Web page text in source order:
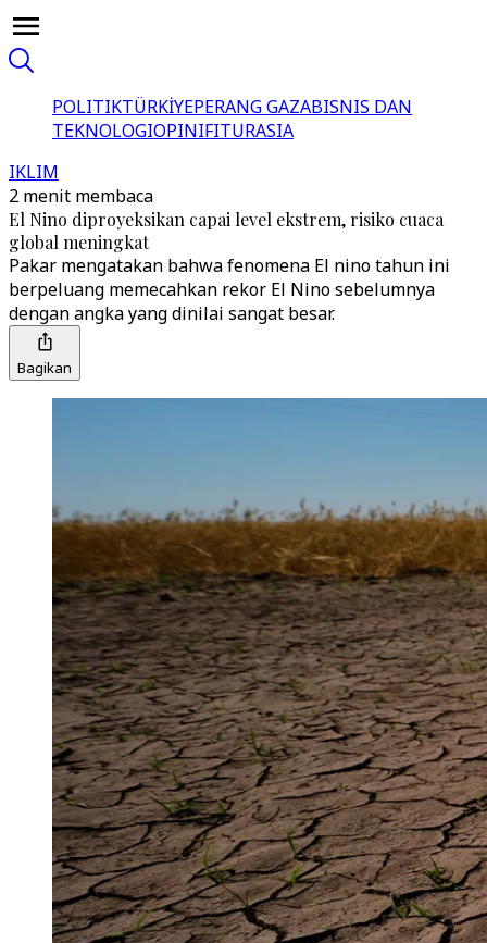
POLITIKTÜRKİYEPERANG GAZABISNIS DAN
TEKNOLOGIOPINIFITURASIA
IKLIM
2 menit membaca
El Nino diproyeksikan capai level ekstrem, risiko cuaca
global meningkat
Pakar mengatakan bahwa fenomena El nino tahun ini
berpeluang memecahkan rekor El Nino sebelumnya
dengan angka yang dinilai sangat besar.
Bagikan